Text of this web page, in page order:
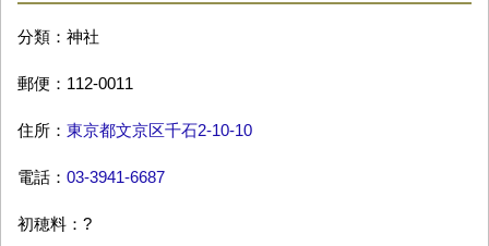
分類：神社
郵便：112-0011
住所： 東京都文京区千石2-10-10
電話： 03-3941-6687
初穂料：?